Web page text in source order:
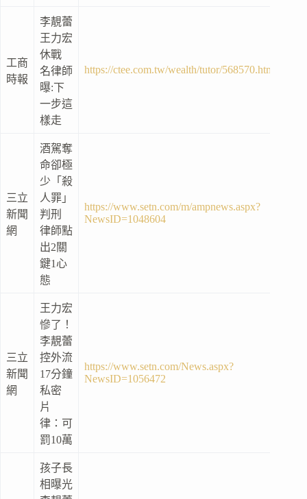
工商
時報
李靚蕾
王力宏
休戰
名律師
曝:下
一步這
樣走
https://ctee.com.tw/wealth/tutor/568570.html
三立
新聞
網
酒駕奪
命卻極
少「殺
人罪」
判刑
律師點
出2關
鍵1心
態
https://www.setn.com/m/ampnews.aspx?
NewsID=1048604
三立
新聞
網
王力宏
慘了！
李靚蕾
控外流
17分鐘
私密
片
律：可
罰10萬
https://www.setn.com/News.aspx?
NewsID=1056472
孩子長
相曝光